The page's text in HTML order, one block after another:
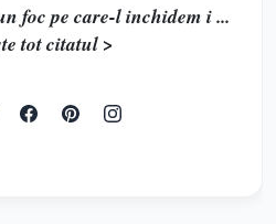
foc pe care-l inchidem i ...
tot citatul >